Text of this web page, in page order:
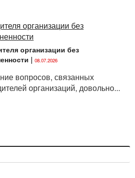
организации без
| 08.07.2026
вопросов, связанных
организаций, довольно...